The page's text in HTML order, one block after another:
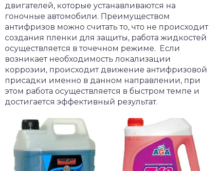
двигателей, которые устанавливаются на
гоночные автомобили. Преимуществом
антифризов можно считать то, что не происходит
создания пленки для защиты, работа жидкостей
осуществляется в точечном режиме. Если
возникает необходимость локализации
коррозии, происходит движение антифризовой
присадки именно в данном направлении, при
этом работа осуществляется в быстром темпе и
достигается эффективный результат.